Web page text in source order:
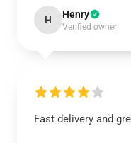
H Henry
Verified owner
Fast delivery and